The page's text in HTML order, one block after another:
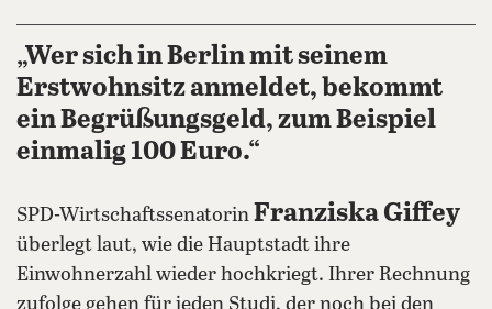
„Wer sich in Berlin mit seinem
Erstwohnsitz anmeldet, bekommt
ein Begrüßungsgeld, zum Beispiel
einmalig 100 Euro.“
SPD-Wirtschaftssenatorin Franziska Giffey
überlegt laut, wie die Hauptstadt ihre
Einwohnerzahl wieder hochkriegt. Ihrer Rechnung